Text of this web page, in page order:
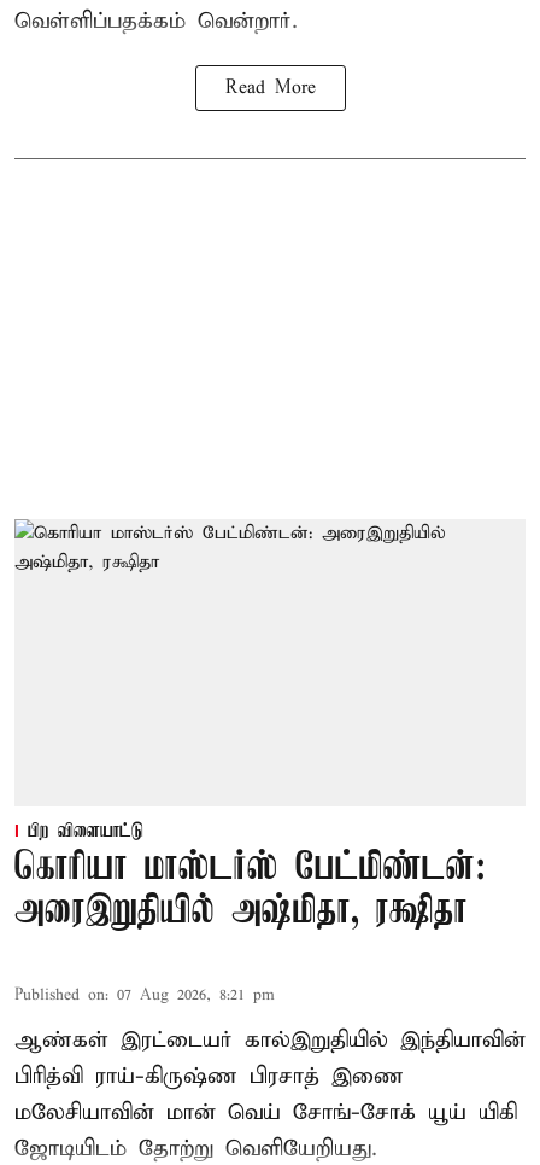
வெள்ளிப்பதக்கம் வென்றார்.
Read More
பிற விளையாட்டு
கொரியா மாஸ்டர்ஸ் பேட்மிண்டன்:
அரைஇறுதியில் அஷ்மிதா, ரக்ஷிதா
Published on: 07 Aug 2026, 8:21 pm
ஆண்கள் இரட்டையர் கால்இறுதியில் இந்தியாவின்
பிரித்வி ராய்-கிருஷ்ண பிரசாத் இணை
மலேசியாவின் மான் வெய் சோங்-சோக் யூய் யிகி
ஜோடியிடம் தோற்று வெளியேறியது.